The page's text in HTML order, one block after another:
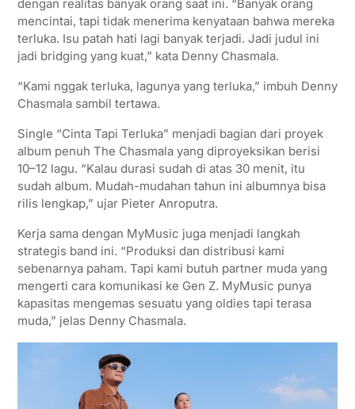
dengan realitas banyak orang saat ini. “Banyak orang
mencintai, tapi tidak menerima kenyataan bahwa mereka
terluka. Isu patah hati lagi banyak terjadi. Jadi judul ini
jadi bridging yang kuat,” kata Denny Chasmala.
“Kami nggak terluka, lagunya yang terluka,” imbuh Denny
Chasmala sambil tertawa.
Single “Cinta Tapi Terluka” menjadi bagian dari proyek
album penuh The Chasmala yang diproyeksikan berisi
10–12 lagu. “Kalau durasi sudah di atas 30 menit, itu
sudah album. Mudah-mudahan tahun ini albumnya bisa
rilis lengkap,” ujar Pieter Anroputra.
Kerja sama dengan MyMusic juga menjadi langkah
strategis band ini. “Produksi dan distribusi kami
sebenarnya paham. Tapi kami butuh partner muda yang
mengerti cara komunikasi ke Gen Z. MyMusic punya
kapasitas mengemas sesuatu yang oldies tapi terasa
muda,” jelas Denny Chasmala.